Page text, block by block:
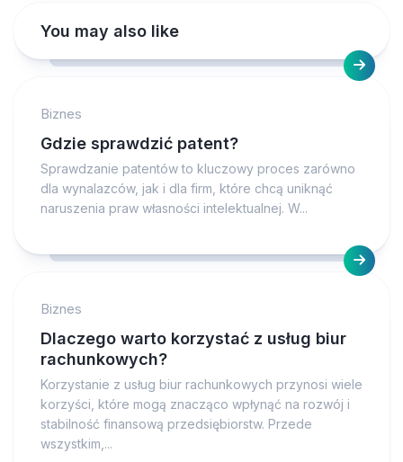
You may also like
Biznes
Gdzie sprawdzić patent?
Sprawdzanie patentów to kluczowy proces zarówno
dla wynalazców, jak i dla firm, które chcą uniknąć
naruszenia praw własności intelektualnej. W...
Biznes
Dlaczego warto korzystać z usług biur
rachunkowych?
Korzystanie z usług biur rachunkowych przynosi wiele
korzyści, które mogą znacząco wpłynąć na rozwój i
stabilność finansową przedsiębiorstw. Przede
wszystkim,...